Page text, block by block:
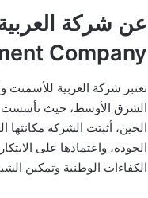
Company)
تعتبر شركة العربية
الحين، أثبتت الشركة
الجودة، واعتمادها على
الكفاءات الوطنية وتمكين